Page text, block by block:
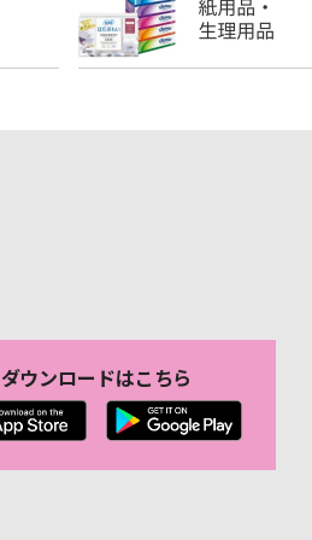
ダウンロードはこちら